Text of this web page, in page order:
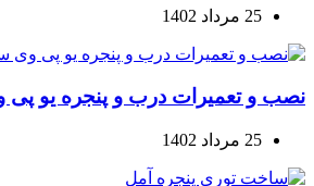
25 مرداد 1402
نصب و تعمیرات درب و پنجره یو
25 مرداد 1402